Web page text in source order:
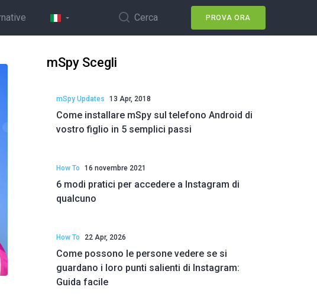
Cerca PROVA ORA
mSpy Scegli
mSpy Updates 13 Apr, 2018
Come installare mSpy sul telefono Android di
vostro figlio in 5 semplici passi
How To 16 novembre 2021
6 modi pratici per accedere a Instagram di
qualcuno
How To 22 Apr, 2026
Come possono le persone vedere se si
guardano i loro punti salienti di Instagram:
Guida facile